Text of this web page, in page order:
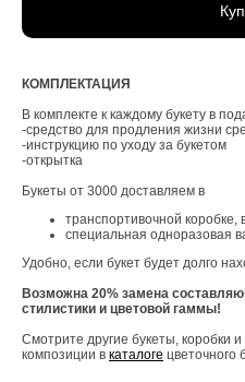
КОМПЛЕКТАЦИЯ
В комплекте к каждому букету в
-средство для продления жизни
-инструкцию по уходу за букетом
-открытка
Букеты от 3000 доставляем в
транспортивочной коробке,
специальная одноразовая
Удобно, если букет будет долго
Возможна 20% замена
стилистики и цветовой гаммы!
Смотрите другие букеты, коробки
композиции в каталоге цветочного